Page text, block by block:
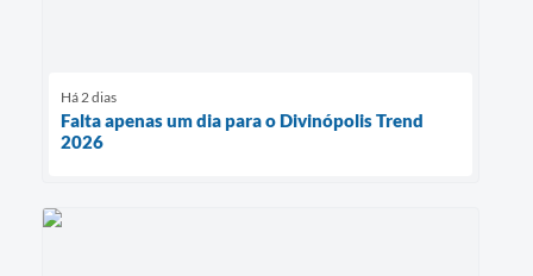
Há 2 dias
Falta apenas um dia para o Divinópolis Trend
2026